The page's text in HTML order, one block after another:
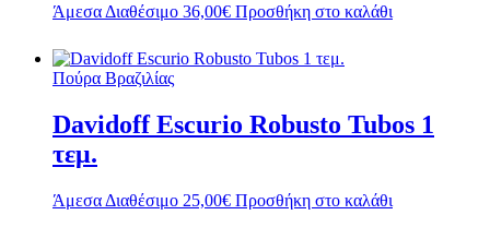
Άμεσα Διαθέσιμο 36,00€ Προσθήκη στο καλάθι
Πούρα Βραζιλίας
Davidoff Escurio Robusto Tubos 1
τεμ.
Άμεσα Διαθέσιμο 25,00€ Προσθήκη στο καλάθι